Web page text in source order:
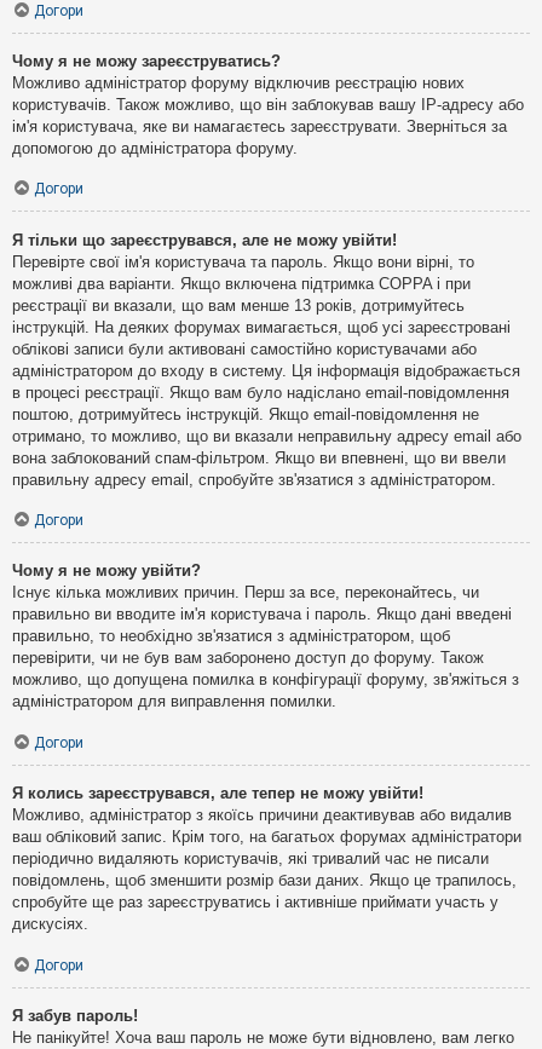
Догори
Чому я не можу зареєструватись?
Можливо адміністратор форуму відключив реєстрацію нових
користувачів. Також можливо, що він заблокував вашу IP-адресу або
ім'я користувача, яке ви намагаєтесь зареєструвати. Зверніться за
допомогою до адміністратора форуму.
Догори
Я тільки що зареєструвався, але не можу увійти!
Перевірте свої ім'я користувача та пароль. Якщо вони вірні, то
можливі два варіанти. Якщо включена підтримка COPPA і при
реєстрації ви вказали, що вам менше 13 років, дотримуйтесь
інструкцій. На деяких форумах вимагається, щоб усі зареєстровані
облікові записи були активовані самостійно користувачами або
адміністратором до входу в систему. Ця інформація відображається
в процесі реєстрації. Якщо вам було надіслано email-повідомлення
поштою, дотримуйтесь інструкцій. Якщо email-повідомлення не
отримано, то можливо, що ви вказали неправильну адресу email або
вона заблокований спам-фільтром. Якщо ви впевнені, що ви ввели
правильну адресу email, спробуйте зв'язатися з адміністратором.
Догори
Чому я не можу увійти?
Існує кілька можливих причин. Перш за все, переконайтесь, чи
правильно ви вводите ім'я користувача і пароль. Якщо дані введені
правильно, то необхідно зв'язатися з адміністратором, щоб
перевірити, чи не був вам заборонено доступ до форуму. Також
можливо, що допущена помилка в конфігурації форуму, зв'яжіться з
адміністратором для виправлення помилки.
Догори
Я колись зареєструвався, але тепер не можу увійти!
Можливо, адміністратор з якоїсь причини деактивував або видалив
ваш обліковий запис. Крім того, на багатьох форумах адміністратори
періодично видаляють користувачів, які тривалий час не писали
повідомлень, щоб зменшити розмір бази даних. Якщо це трапилось,
спробуйте ще раз зареєструватись і активніше приймати участь у
дискусіях.
Догори
Я забув пароль!
Не панікуйте! Хоча ваш пароль не може бути відновлено, вам легко